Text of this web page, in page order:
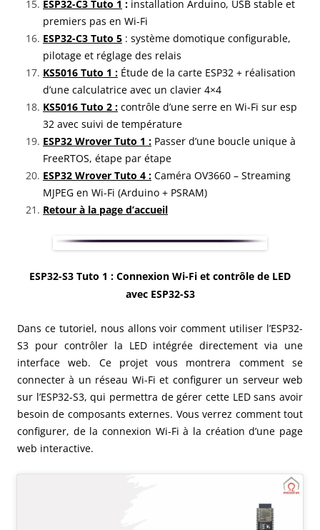
ESP32-C3 Tuto 1 : installation Arduino, USB stable et
premiers pas en Wi-Fi
ESP32-C3 Tuto 5 : système domotique configurable,
pilotage et réglage des relais
KS5016 Tuto 1 : Étude de la carte ESP32 + réalisation
d’une calculatrice avec un clavier 4×4
KS5016 Tuto 2 : contrôle d’une serre en Wi-Fi sur esp
32 avec suivi de température
ESP32 Wrover Tuto 1 : Passer d’une boucle unique à
FreeRTOS, étape par étape
ESP32 Wrover Tuto 4 : Caméra OV3660 – Streaming
MJPEG en Wi-Fi (Arduino + PSRAM)
Retour à la page d’accueil
ESP32-S3 Tuto 1 : Connexion Wi-Fi et contrôle de LED
avec ESP32-S3
Dans ce tutoriel, nous allons voir comment utiliser l’ESP32-
S3 pour contrôler la LED intégrée directement via une
interface web. Ce projet vous montrera comment se
connecter à un réseau Wi-Fi et configurer un serveur web
sur l’ESP32-S3, qui permettra de gérer cette LED sans avoir
besoin de composants externes. Vous verrez comment tout
configurer, de la connexion Wi-Fi à la création d’une page
web interactive.